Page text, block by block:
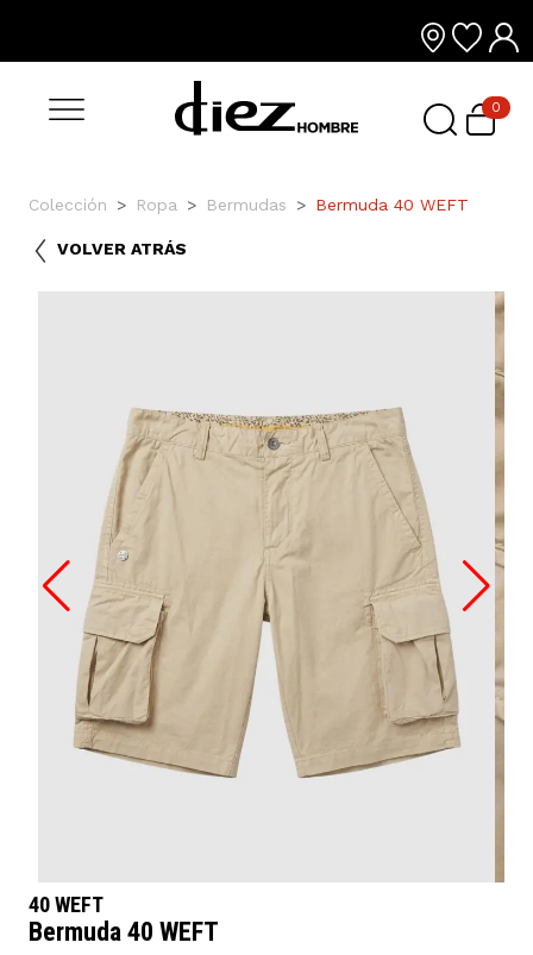
0
Colección Ropa Bermudas Bermuda 40 WEFT
VOLVER ATRÁS
40 WEFT
Bermuda 40 WEFT